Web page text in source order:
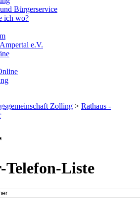
Bürgerservice
ich wo?
e.V.
Zolling > Rathaus -
Liste